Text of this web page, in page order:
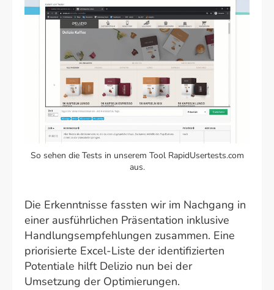
So sehen die Tests in unserem Tool RapidUsertests.com
aus.
Die Erkenntnisse fassten wir im Nachgang in
einer ausführlichen Präsentation inklusive
Handlungsempfehlungen zusammen. Eine
priorisierte Excel-Liste der identifizierten
Potentiale hilft Delizio nun bei der
Umsetzung der Optimierungen.